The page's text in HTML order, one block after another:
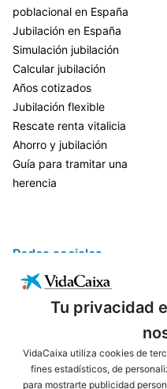
Tu privacidad
VidaCaixa utiliza cookies de
fines estadísticos, de
para mostrarte publicidad
poblacional en España
Jubilación en España
Simulación jubilación
Calcular jubilación
Años cotizados
Jubilación flexible
Rescate renta vitalicia
Ahorro y jubilación
Guía para tramitar una
herencia
Redes sociales
ENLACES DE INTERÉS